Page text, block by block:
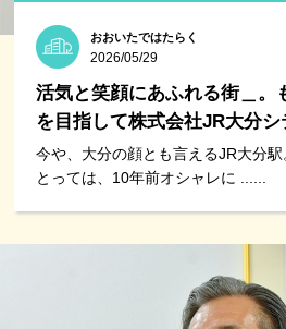
おおいたではたらく
2026/05/29
活気と笑顔にあふれる街＿。
を目指して株式会社JR大分
今や、大分の顔とも言えるJR大分
とっては、10年前オシャレに ......